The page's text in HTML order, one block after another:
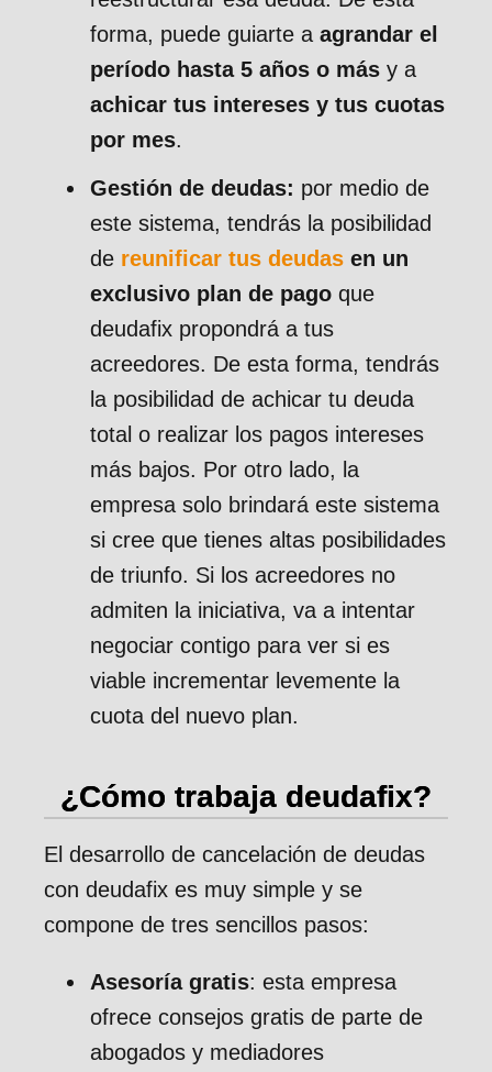
forma, puede guiarte a agrandar el
período hasta 5 años o más y a
achicar tus intereses y tus cuotas
por mes.
Gestión de deudas: por medio de
este sistema, tendrás la posibilidad
de reunificar tus deudas en un
exclusivo plan de pago que
deudafix propondrá a tus
acreedores. De esta forma, tendrás
la posibilidad de achicar tu deuda
total o realizar los pagos intereses
más bajos. Por otro lado, la
empresa solo brindará este sistema
si cree que tienes altas posibilidades
de triunfo. Si los acreedores no
admiten la iniciativa, va a intentar
negociar contigo para ver si es
viable incrementar levemente la
cuota del nuevo plan.
¿Cómo trabaja deudafix?
El desarrollo de cancelación de deudas
con deudafix es muy simple y se
compone de tres sencillos pasos:
Asesoría gratis: esta empresa
ofrece consejos gratis de parte de
abogados y mediadores